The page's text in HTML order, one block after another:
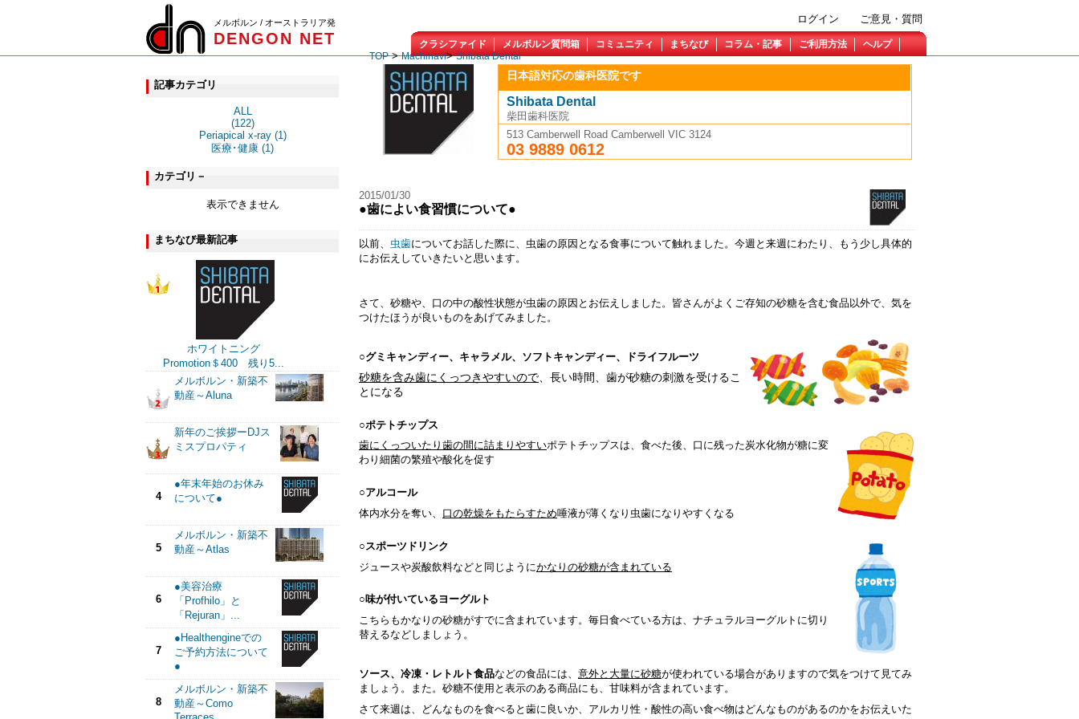
メルボルン / オーストラリア発
DENGON NET
ご意見・質問
ログイン
クラシファイド メルボルン質問箱 コミュニティ まちなび コラム・記事 ご利用方法 ヘルプ
記事カテゴリ
ALL
(122)
Periapical x-ray (1)
医療･健康 (1)
カテゴリ－
表示できません
まちなび最新記事
ホワイトニング
Promotion＄400 残り5...
メルボルン・新築不
動産～Aluna
新年のご挨拶ーDJス
ミスプロパティ
4
●年末年始のお休み
について●
5
メルボルン・新築不
動産～Atlas
6
●美容治療
「Profhilo」と
「Rejuran」...
7
●Healthengineでの
ご予約方法について
●
8
メルボルン・新築不
動産～Como
TOP> Machinavi> Shibata Dental
日本語対応の歯科医院です
Shibata Dental
柴田歯科医院
513 Camberwell Road Camberwell VIC 3124
03 9889 0612
2015/01/30
●歯によい食習慣について●
以前、 虫歯についてお話した際に、虫歯の原因となる食事について触れました。今週と来週にわたり、もう少し具体的
にお伝えしていきたいと思います。
さて、砂糖や、口の中の酸性状態が虫歯の原因とお伝えしました。皆さんがよくご存知の砂糖を含む食品以外で、気を
つけたほうが良いものをあげてみました。
○グミキャンディー、キャラメル、ソフトキャンディー、ドライフルーツ
砂糖を含み歯にくっつきやすいので 、長い時間、歯が砂糖の刺激を受けるこ
とになる
○ポテトチップス
歯にくっついたり歯の間に詰まりやすいポテトチップスは、食べた後、口に残った炭水化物が糖に変
わり細菌の繁殖や酸化を促す
○アルコール
体内水分を奪い、 口の乾燥をもたらすため唾液が薄くなり虫歯になりやすくなる
○ スポーツドリンク
ジュースや炭酸飲料などと同じようにかなりの砂糖が含まれている
○味が付いているヨーグルト
こちらもかなりの砂糖がすでに含まれています。毎日食べている方は、ナチュラルヨーグルトに切り
替えるなどしましょう 。
ソース、冷凍・レトルト食品などの食品には、 意外と大量に砂糖が使われている場合がありますので気をつけて見てみ
ましょう。また。砂糖不使用と表示のある商品にも、甘味料が含まれています。
さて来週は、どんなものを食べると歯に良いか、アルカリ性・酸性の高い食べ物はどんなものがあるのかをお伝えいた